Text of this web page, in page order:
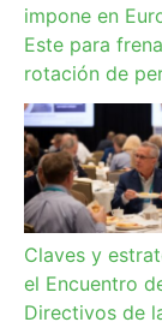
impone en
Este para
rotación de
Claves y
el Encuentro
Directivos de